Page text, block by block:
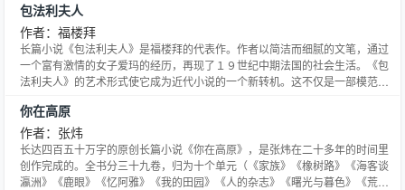
自己是护卫。 公主：别天真了，一入宫门深似海，一日是我的人，终生都是我
的人。 即恒：话说那个把我推进皇宫的家伙，你当初让我进宫到底干嘛来着？
成盛青：侍寝呀，那还用说吗。 即恒：你这个骗子 =皿= 【新文日更中~】：
穿越《骗子大小姐》小姐努力想吃少主，一对伪兄妹的欢闹故事。 重生《世子
妃病娇夺位记》病娇pk病娇的“励志”之路。 ～﹡～﹡～﹡～﹡～﹡～﹡～﹡～
设，小公主萌萌哒~XD 收藏此文章★～点我收藏我吧～★ * 感谢薄香姑娘做的
封 很意外地契合这个故事的主题，束缚和自由 非常漂亮~~XD本小说网提供湮
菲著作的猎鹿最新章节，猎鹿全文免费阅读，猎鹿无弹窗清爽阅读体验！
包法利夫人
作者：福楼拜
长篇小说《包法利夫人》是福楼拜的代表作。作者以简洁而细腻的文笔，通过
一个富有激情的女子爱玛的经历，再现了１９世纪中期法国的社会生活。《包
法利夫人》的艺术形式使它成为近代小说的一个新转机。这不仅是一部模范小
典。
你在高原
作者：张炜
长达四百五十万字的原创长篇小说《你在高原》，是张炜在二十多年的时间里
创作完成的。全书分三十九卷，归为十个单元（《家族》《橡树路》《海客谈
瀛洲》《鹿眼》《忆阿雅》《我的田园》《人的杂志》《曙光与暮色》《荒原